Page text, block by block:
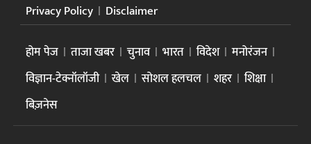
Privacy Policy
Disclaimer
होम पेज ताजा खबर चुनाव भारत विदेश
मनोरंजन
विज्ञान-टेक्नॉलॉजी
खेल सोशल हलचल शहर
शिक्षा
बिज़नेस